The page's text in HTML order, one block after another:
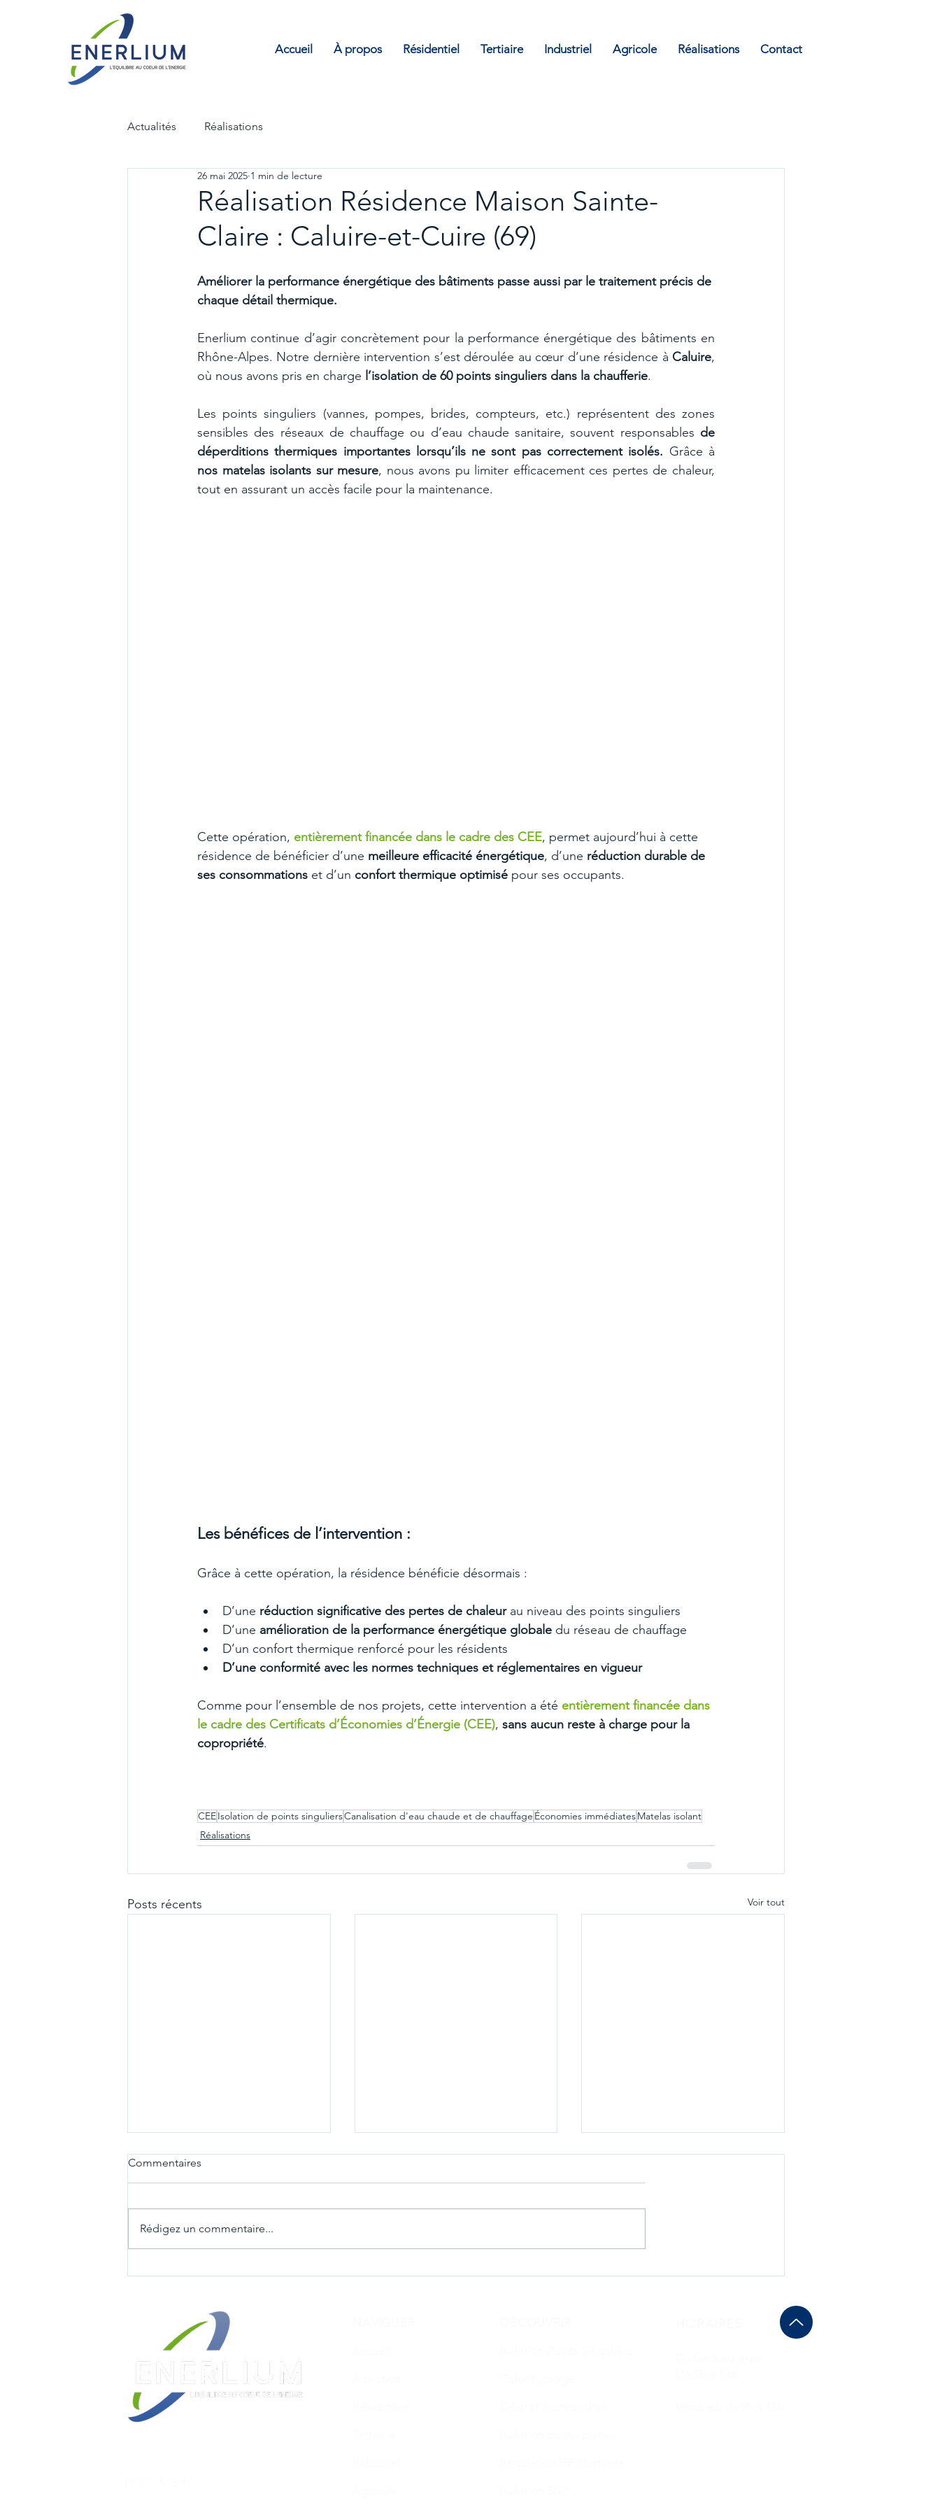
Accueil À propos Résidentiel Tertiaire Industriel Agricole Réalisations Contact
Actualités Réalisations
Réalisation Résidence Maison Sainte-
Claire : Caluire-et-Cuire (69)
26 mai 2025 1 min de lecture
Améliorer la performance énergétique des bâtiments passe aussi par le traitement précis de
chaque détail thermique.
Enerlium continue d’agir concrètement pour la performance énergétique des bâtiments en
Rhône-Alpes. Notre dernière intervention s’est déroulée au cœur d’une résidence à Caluire,
où nous avons pris en charge l’isolation de 60 points singuliers dans la chaufferie.
Les points singuliers (vannes, pompes, brides, compteurs, etc.) représentent des zones
sensibles des réseaux de chauffage ou d’eau chaude sanitaire, souvent responsables de
déperditions thermiques importantes lorsqu’ils ne sont pas correctement isolés.
nos matelas isolants sur mesure, nous avons pu limiter efficacement ces pertes de chaleur,
tout en assurant un accès facile pour la maintenance.
Cette opération, entièrement financée dans le cadre des CEE, permet aujourd’hui à cette
résidence de bénéficier d’une meilleure efficacité énergétique, d’une réduction durable de
ses consommations et d’un confort thermique optimisé pour ses occupants.
Les bénéfices de l’intervention :
Grâce à cette opération, la résidence bénéficie désormais :
D’une réduction significative des pertes de chaleur au niveau des points singuliers
D’une amélioration de la performance énergétique globale du réseau de chauffage
D’un confort thermique renforcé pour les résidents
D’une conformité avec les normes techniques et réglementaires en vigueur
Comme pour l’ensemble de nos projets, cette intervention a été entièrement financée dans
le cadre des Certificats d’Économies d’Énergie (CEE), sans aucun reste à charge pour la
copropriété.
CEEIsolation de points singuliersCanalisation d'eau chaude et de chauffage Économies immédiatesMatelas isolant
Réalisations
Posts récents Voir tout
Commentaires
Rédigez un commentaire...